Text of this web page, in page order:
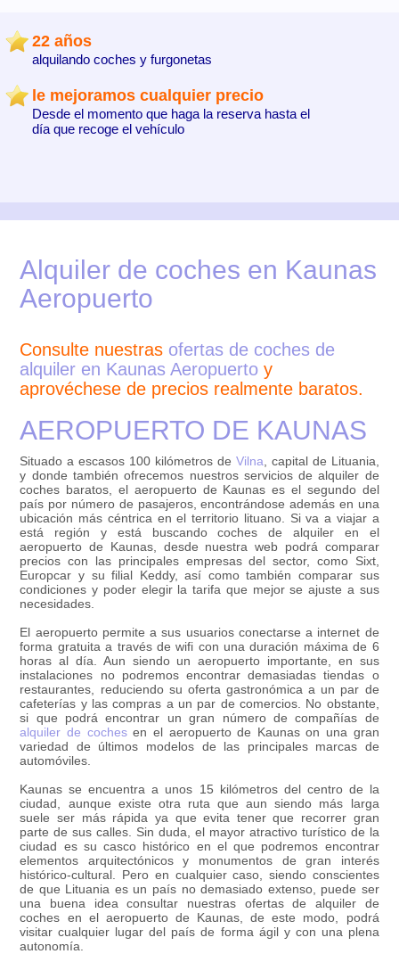
Alquiler de coches en Kaunas
Aeropuerto
Consulte nuestras ofertas de coches de
alquiler en Kaunas Aeropuerto y
aprovéchese de precios realmente baratos.
AEROPUERTO DE KAUNAS
Situado a escasos 100 kilómetros de Vilna , capital de Lituania,
y donde también ofrecemos nuestros servicios de alquiler de
coches baratos, el aeropuerto de Kaunas es el segundo del
país por número de pasajeros, encontrándose además en una
ubicación más céntrica en el territorio lituano. Si va a viajar a
está región y está buscando coches de alquiler en el
aeropuerto de Kaunas, desde nuestra web podrá comparar
precios con las principales empresas del sector, como Sixt,
Europcar y su filial Keddy, así como también comparar sus
condiciones y poder elegir la tarifa que mejor se ajuste a sus
necesidades.
El aeropuerto permite a sus usuarios conectarse a internet de
forma gratuita a través de wifi con una duración máxima de 6
horas al día. Aun siendo un aeropuerto importante, en sus
instalaciones no podremos encontrar demasiadas tiendas o
restaurantes, reduciendo su oferta gastronómica a un par de
cafeterías y las compras a un par de comercios. No obstante,
si que podrá encontrar un gran número de compañías de
alquiler de cochesen el aeropuerto de Kaunas on una gran
variedad de últimos modelos de las principales marcas de
automóviles.
Kaunas se encuentra a unos 15 kilómetros del centro de la
ciudad, aunque existe otra ruta que aun siendo más larga
suele ser más rápida ya que evita tener que recorrer gran
parte de sus calles. Sin duda, el mayor atractivo turístico de la
ciudad es su casco histórico en el que podremos encontrar
elementos arquitectónicos y monumentos de gran interés
histórico-cultural. Pero en cualquier caso, siendo conscientes
de que Lituania es un país no demasiado extenso, puede ser
una buena idea consultar nuestras ofertas de alquiler de
coches en el aeropuerto de Kaunas, de este modo, podrá
visitar cualquier lugar del país de forma ágil y con una plena
autonomía.
22 años
alquilando coches y furgonetas
le mejoramos cualquier precio
Desde el momento que haga la reserva hasta el
día que recoge el vehículo